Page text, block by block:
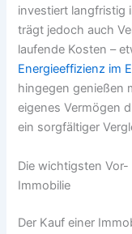
investiert langfristig
trägt jedoch auch
laufende Kosten –
Energieeffizienz im
hingegen genießen
eigenes Vermögen
ein sorgfältiger
Die wichtigsten
Immobilie
Der Kauf einer